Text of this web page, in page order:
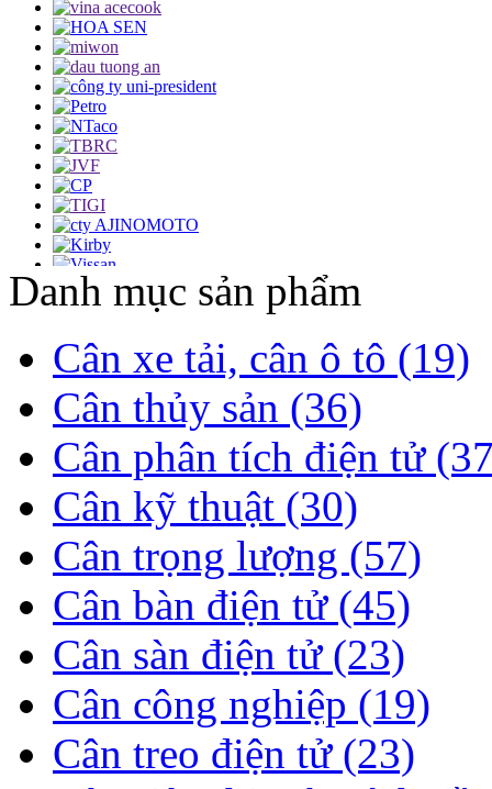
Danh mục sản phẩm
Cân xe tải, cân ô tô (19)
Cân thủy sản (36)
Cân phân tích điện tử
Cân kỹ thuật (30)
Cân trọng lượng (57)
Cân bàn điện tử (45)
Cân sàn điện tử (23)
Cân công nghiệp (19)
Cân treo điện tử (23)